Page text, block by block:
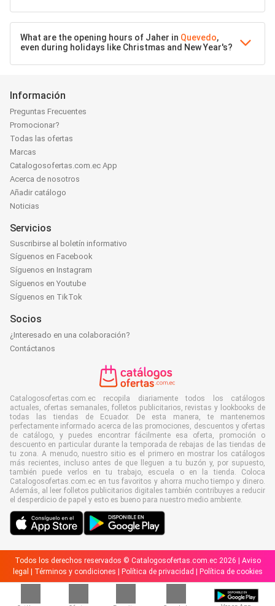
What are the opening hours of Jaher in Quevedo,
even during holidays like Christmas and New Year's?
Información
Preguntas Frecuentes
Promocionar?
Todas las ofertas
Marcas
Catalogosofertas.com.ec App
Acerca de nosotros
Añadir catálogo
Noticias
Servicios
Suscribirse al boletín informativo
Síguenos en Facebook
Síguenos en Instagram
Síguenos en Youtube
Síguenos en TikTok
Socios
¿Interesado en una colaboración?
Contáctanos
Catalogosofertas.com.ec recopila diariamente todos los catálogos
actuales, ofertas semanales, folletos publicitarios, revistas y lookbooks de
todas las tiendas de Ecuador. De esta manera, te mantenemos
perfectamente informado acerca de las promociones, descuentos y ofertas
de catálogo, y puedes encontrar fácilmente esa oferta, promoción o
descuento en particular durante la temporada de rebajas de las tiendas de
tu zona. A menudo, nuestro sitio es el primero en mostrar los catálogos
más recientes, incluso antes de que lleguen a tu buzón y, por supuesto,
también puede verlos en tu trabajo, escuela o en la tienda. Coloca
Catalogosofertas.com.ec en tus favoritos y ahorra mucho tiempo y dinero.
Además, al leer folletos publicitarios digitales también contribuyes a reducir
el desperdicio de papel y esto es bueno para nuestro medio ambiente.
Todos los derechos reservados © Catalogosofertas.com.ec 2026 | Aviso
legal
Términos y condiciones Política de privacidad Política de cookies